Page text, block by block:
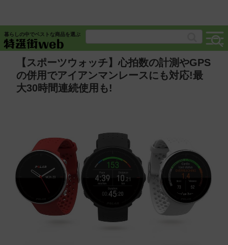
暮らしの中でベストな商品を選ぶ
【スポーツウォッチ】心拍数の計測やGPS
の併用でアイアンマンレースにも対応!最
大30時間連続使用も!